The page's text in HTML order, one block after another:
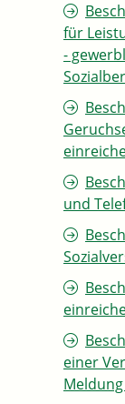
für
-
und
einer